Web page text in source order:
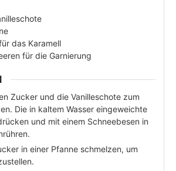
das Karamell
für die Garnierung
Zucker und die Vanilleschote zum
Die in kaltem Wasser eingeweichte
und mit einem Schneebesen in
in einer Pfanne schmelzen, um